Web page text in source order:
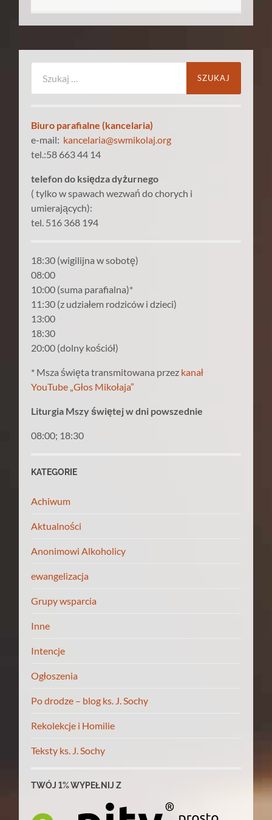
Biuro parafialne (kancelaria)
e-mail: kancelaria@swmikolaj.org
tel.:58 663 44 14
telefon do księdza dyżurnego
( tylko w spawach wezwań do chorych i
umierających):
tel. 516 368 194
18:30 (wigilijna w sobotę)
08:00
10:00 (suma parafialna)*
11:30 (z udziałem rodziców i dzieci)
13:00
18:30
20:00 (dolny kościół)
* Msza święta transmitowana przez kanał
YouTube „Głos Mikołaja”
Liturgia Mszy świętej w dni powszednie
08:00; 18:30
KATEGORIE
Achiwum
Aktualności
Anonimowi Alkoholicy
ewangelizacja
Grupy wsparcia
Inne
Intencje
Ogłoszenia
Po drodze – blog ks. J. Sochy
Rekolekcje i Homilie
Teksty ks. J. Sochy
TWÓJ 1% WYPEŁNIJ Z